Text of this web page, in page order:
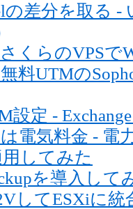
の差分を取る
くらのVPSで
料UTMの
設定 -
電気料金 - 電
してみた
を導入して
してESXiに統